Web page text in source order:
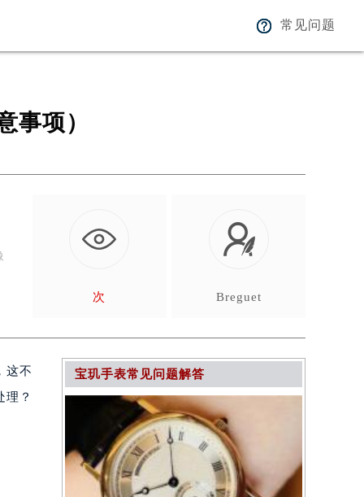
常见问题
事项）
次 Breguet
这不
理？
宝玑手表常见问题解答